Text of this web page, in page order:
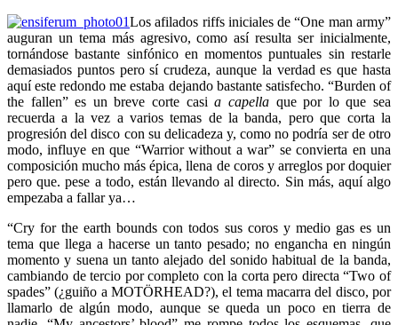
Los afilados riffs iniciales de “One man army”
auguran un tema más agresivo, como así resulta ser inicialmente,
tornándose bastante sinfónico en momentos puntuales sin restarle
demasiados puntos pero sí crudeza, aunque la verdad es que hasta
aquí este redondo me estaba dejando bastante satisfecho. “Burden of
the fallen” es un breve corte casia capella que por lo que sea
recuerda a la vez a varios temas de la banda, pero que corta la
progresión del disco con su delicadeza y, como no podría ser de otro
modo, influye en que “Warrior without a war” se convierta en una
composición mucho más épica, llena de coros y arreglos por doquier
pero que. pese a todo, están llevando al directo. Sin más, aquí algo
empezaba a fallar ya…
“Cry for the earth bounds con todos sus coros y medio gas es un
tema que llega a hacerse un tanto pesado; no engancha en ningún
momento y suena un tanto alejado del sonido habitual de la banda,
cambiando de tercio por completo con la corta pero directa “Two of
spades” (¿guiño a MOTÖRHEAD?), el tema macarra del disco, por
llamarlo de algún modo, aunque se queda un poco en tierra de